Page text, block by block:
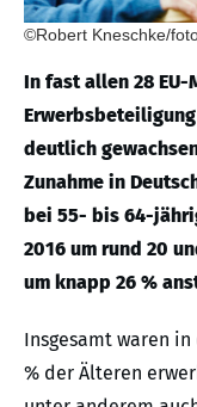
©Robert Kneschke/
In fast allen 28
deutlich
Zunahme in
bei 55- bis 64-
2016 um rund 20
um knapp 26 %
Insgesamt waren
% der Älteren